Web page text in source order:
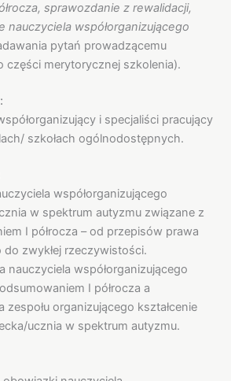
sprawozdanie z rewalidacji,
nauczyciela współorganizującego
pytań prowadzącemu
części merytorycznej szkolenia).
i specjaliści pracujący
szkołach ogólnodostępnych.
współorganizującego
w spektrum autyzmu związane z
I półrocza – od przepisów prawa
zwykłej rzeczywistości.
nauczyciela współorganizującego
I półrocza a
zespołu organizującego kształcenie
ucznia w spektrum autyzmu.